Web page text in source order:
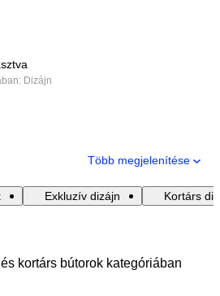
Dizájn
Több megjelenítése
Exkluzív dizájn Kortárs
kortárs bútorok kategóriában